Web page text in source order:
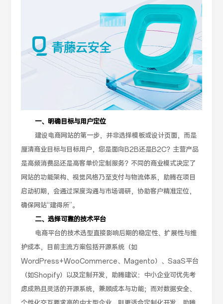
一、明确目标与用户定位
建设电商网站的第一步，并非选择模板或设计页面，而是
厘清商业目标与目标用户，您是面向B2B还是B2C？主营产品
是高频消费品还是高客单价定制服务？不同的商业模式决定了
网站的功能架构、视觉风格乃至支付与物流体系，助腾在项目
启动初期，会通过深度沟通与市场调研，协助客户精准定位，
确保网站“建得所”。
二、选择可靠的技术平台
电商平台的技术选型直接影响后期的稳定性、扩展性与维
护成本，目前主流方案包括开源系统（如
WordPress+WooCommerce、Magento）、SaaS平台
（如Shopify）以及定制开发，助腾建议：中小企业可优先考
虑成熟且灵活的开源系统，兼顾成本与功能；而对数据安全、